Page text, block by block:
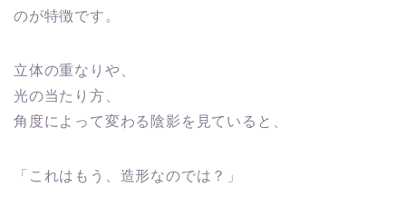
のが特徴です。
立体の重なりや、
光の当たり方、
角度によって変わる陰影を見ていると、
「これはもう、造形なのでは？」